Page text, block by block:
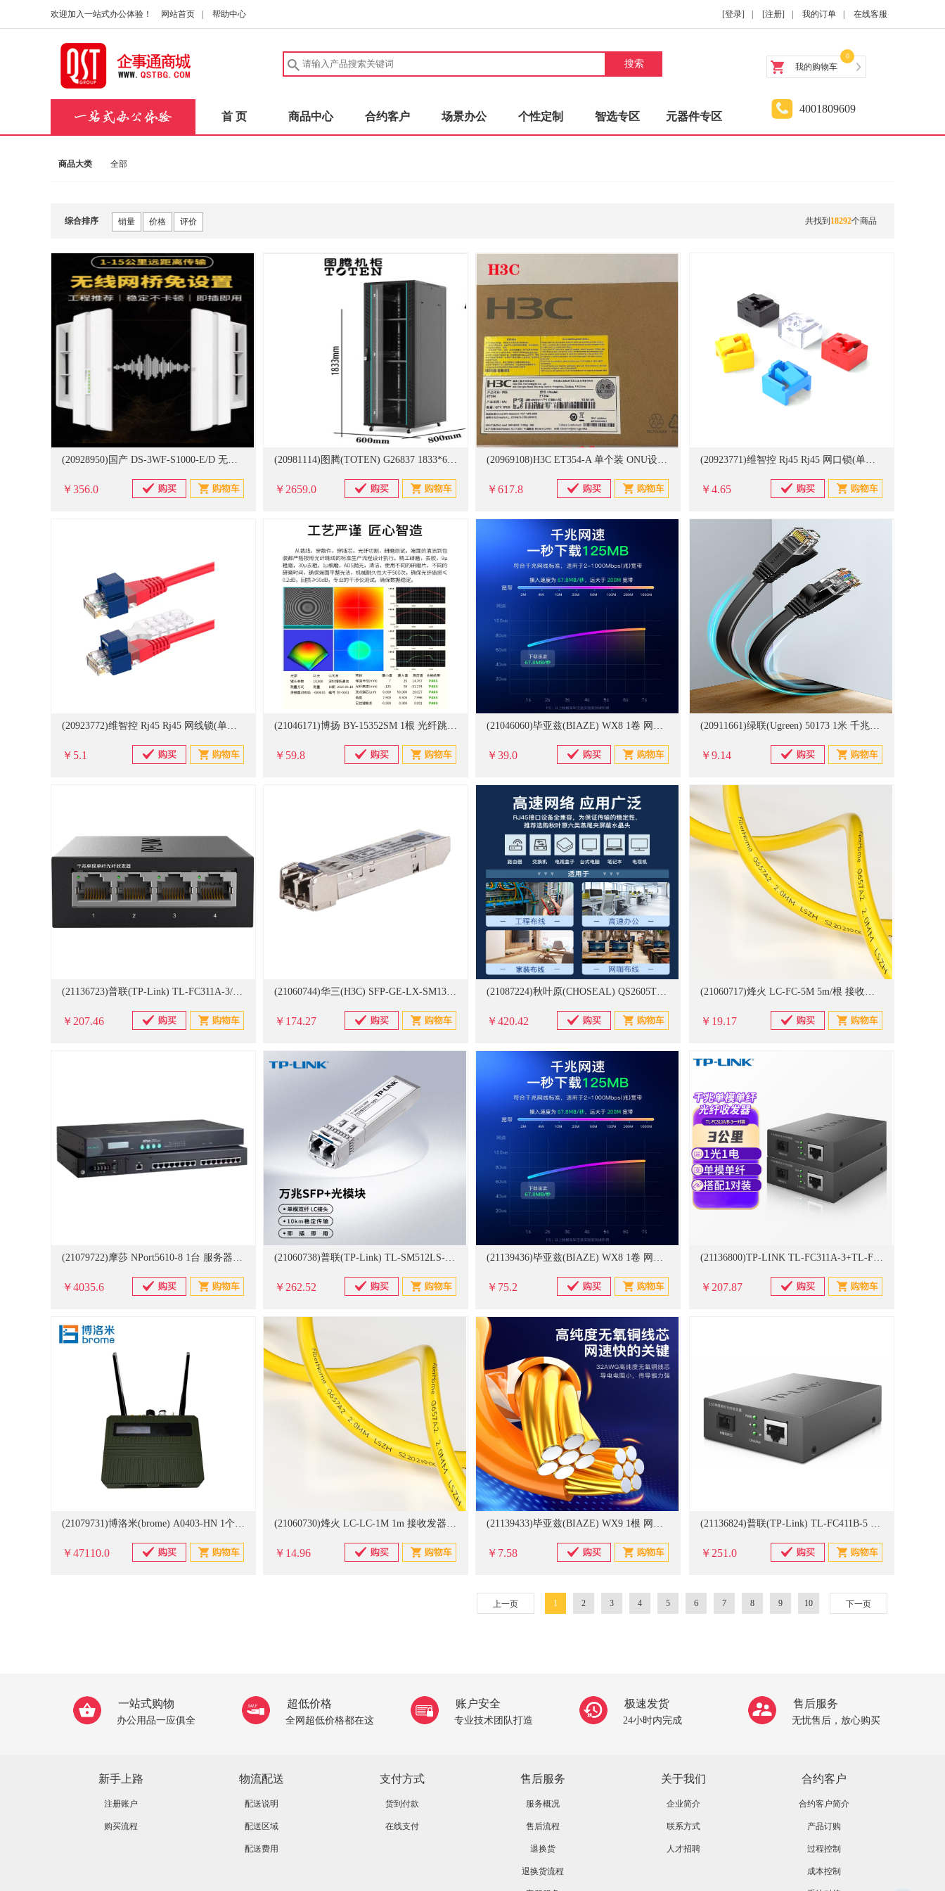
欢迎加入一站式办公体验！ 网站首页 帮助中心 [登录] [注册] 我的订单 在线客服
搜索 我的购物车
0
首 页 商品中心 合约客户 场景办公 个性定制 智选专区 元器件专区
4001809609
商品大类 全部
综合排序 销量 价格 评价 共找到 18292个商品
(20928950)国产 DS-3WF-S1000-E/D 无线 网桥(单位：台)
￥356.0
(20981114)图腾(TOTEN) G26837 1833*600*800 网络机柜(单位：个)
￥2659.0
(20969108)H3C ET354-A 单个装 ONU设备(单位：个)
￥617.8
(20923771)维智控 Rj45 Rj45 网口锁(单位：个)
￥4.65
(20923772)维智控 Rj45 Rj45 网线锁(单位：个)
￥5.1
(21046171)博扬 BY-15352SM 1根 光纤跳线(单位：根)
￥59.8
(21046060)毕亚兹(BIAZE) WX8 1卷 网络跳线(单位：卷)
￥39.0
(20911661)绿联(Ugreen) 50173 1米 千兆成品网线(单位：根)
￥9.14
(21136723)普联(TP-Link) TL-FC311A-3/TL-FC314B-3 1套 光纤收发器(单位：套)
￥207.46
(21060744)华三(H3C) SFP-GE-LX-SM1310-D 1个 光模块(单位：个)
￥174.27
(21087224)秋叶原(CHOSEAL) QS2605T100S 1卷 网络跳线(单位：卷)
￥420.42
(21060717)烽火 LC-FC-5M 5m/根 接收发器尾纤(单位：根)
￥19.17
(21079722)摩莎 NPort5610-8 1台 服务器(单位：台)
￥4035.6
(21060738)普联(TP-Link) TL-SM512LS-10KM 1个 光模块(单位：个)
￥262.52
(21139436)毕亚兹(BIAZE) WX8 1卷 网络跳线(单位：卷)
￥75.2
(21136800)TP-LINK TL-FC311A-3+TL-FC311B-3 1对 光纤收发器(单位：对)
￥207.87
(21079731)博洛米(brome) A0403-HN 1个 无线路由器(单位：个)
￥47110.0
(21060730)烽火 LC-LC-1M 1m 接收发器尾纤(单位：米)
￥14.96
(21139433)毕亚兹(BIAZE) WX9 1根 网络跳线(单位：根)
￥7.58
(21136824)普联(TP-Link) TL-FC411B-5 1个 光纤收发器(单位：个)
￥251.0
上一页 1 2 3 4 5 6 7 8 9 10 下一页
一站式购物
办公用品一应俱全
超低价格
全网超低价格都在这
账户安全
专业技术团队打造
极速发货
24小时内完成
售后服务
无忧售后，放心购买
新手上路
注册账户
购买流程
物流配送
配送说明
配送区域
配送费用
支付方式
货到付款
在线支付
售后服务
服务概况
售后流程
退换货
退换货流程
关于我们
企业简介
联系方式
人才招聘
合约客户
合约客户简介
产品订购
过程控制
成本控制